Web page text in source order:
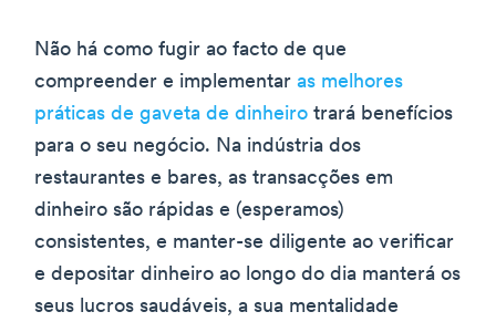
Não há como fugir ao facto de que
compreender e implementar as melhores
práticas de gaveta de dinheiro trará benefícios
para o seu negócio. Na indústria dos
restaurantes e bares, as transacções em
dinheiro são rápidas e (esperamos)
consistentes, e manter-se diligente ao verificar
e depositar dinheiro ao longo do dia manterá os
seus lucros saudáveis, a sua mentalidade